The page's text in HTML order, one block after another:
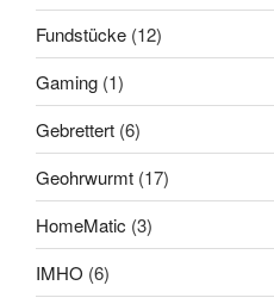
Fundstücke (12)
Gaming (1)
Gebrettert (6)
Geohrwurmt (17)
HomeMatic (3)
IMHO (6)